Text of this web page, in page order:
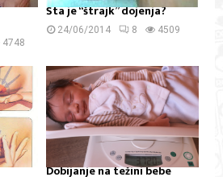
4748
Šta je “štrajk” dojenja?
24/06/2014 8 4509
Dobijanje na težini bebe